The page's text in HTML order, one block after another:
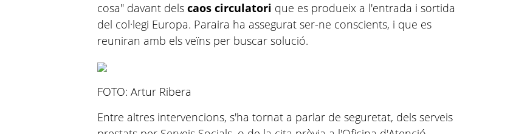
cosa" davant delscaoscirculatori que es produeix a l'entrada i sortida
del col·legi Europa. Paraira ha assegurat ser-ne conscients, i que es
reuniran amb els veïns per buscar solució.
FOTO: Artur Ribera
Entre altres intervencions, s'ha tornat a parlar de seguretat, dels serveis